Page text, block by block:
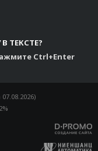
ТЕКСТЕ?
Ctrl+Enter